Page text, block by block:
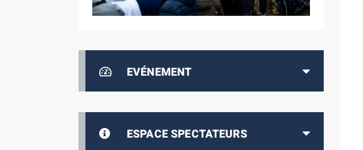
EVÉNEMENT
ESPACE SPECTATEURS